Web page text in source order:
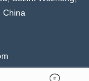
China